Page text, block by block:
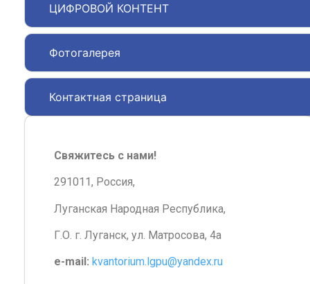
ЦИФРОВОЙ КОНТЕНТ
Фотогалерея
Контактная страница
Свяжитесь с нами!
291011, Россия,
Луганская Народная Республика,
Г.О. г. Луганск, ул. Матросова, 4а
e-mail: kvantorium.lgpu@yandex.ru